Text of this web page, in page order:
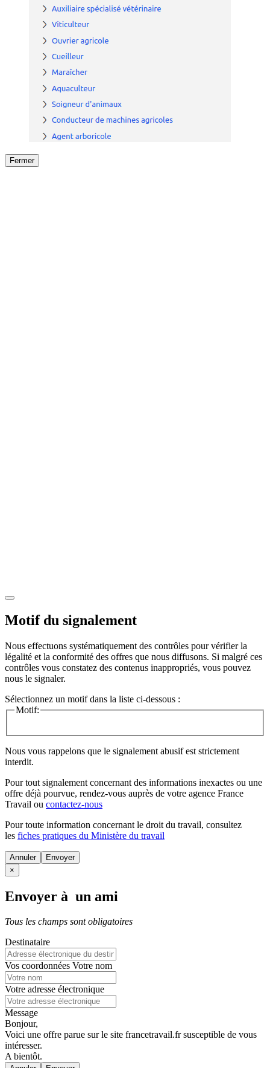
Fermer
Motif du signalement
Nous effectuons systématiquement des contrôles pour vérifier la
légalité et la conformité des offres que nous diffusons. Si malgré ces
contrôles vous constatez des contenus inappropriés, vous pouvez
nous le signaler.
Sélectionnez un motif dans la liste ci-dessous :
Motif:
Nous vous rappelons que le signalement abusif est strictement
interdit.
Pour tout signalement concernant des informations inexactes ou une
offre déjà pourvue, rendez-vous auprès de votre agence France
Travail ou contactez-nous
Pour toute information concernant le droit du travail, consultez
les fiches pratiques du Ministère du travail
Annuler
×
Envoyer à un ami
Tous les champs sont obligatoires
Destinataire
Vos coordonnées Votre nom
Votre adresse électronique
Message
Bonjour,
Voici une offre parue sur le site francetravail.fr susceptible de vous
intéresser.
A bientôt.